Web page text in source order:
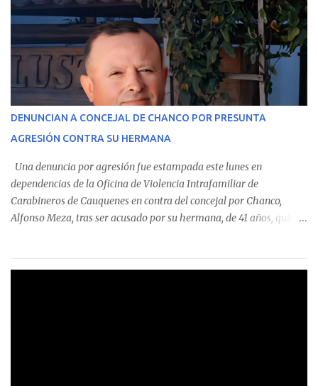
estableció que estos funcionarios —quienes administran o
custodian fondos públicos— efectuaron transacciones por un
monto total de $116.075.918 entre enero de 2024 y junio de 2025.
En el detalle regional, se indica que en la comuna de Cauquenes se
identificó a cuatro funcionarios involucrados en este tipo de
operaciones. Asimismo, se precisa que uno de los casos
corresponde a un funcionario de la Municipalidad de Chanco,
detectaron incumplimientos a la normativa vigente. El informe
precisa que la mayor cantidad de dinero apostado se registró en
Talca, donde...
DENUNCIAN A CONCEJAL DE CHANCO POR PRESUNTA
AGRESIÓN CONTRA SU HERMANA
Una denuncia por agresión fue estampada este lunes en
dependencias de la Oficina de Violencia Intrafamiliar de
Carabineros de Cauquenes en contra del concejal por Chanco,
Alfonso Meza, tras ser acusado por su hermana, de 41 años, quien
relató que los hechos ocurrieron cerca de las 11:30 horas en el